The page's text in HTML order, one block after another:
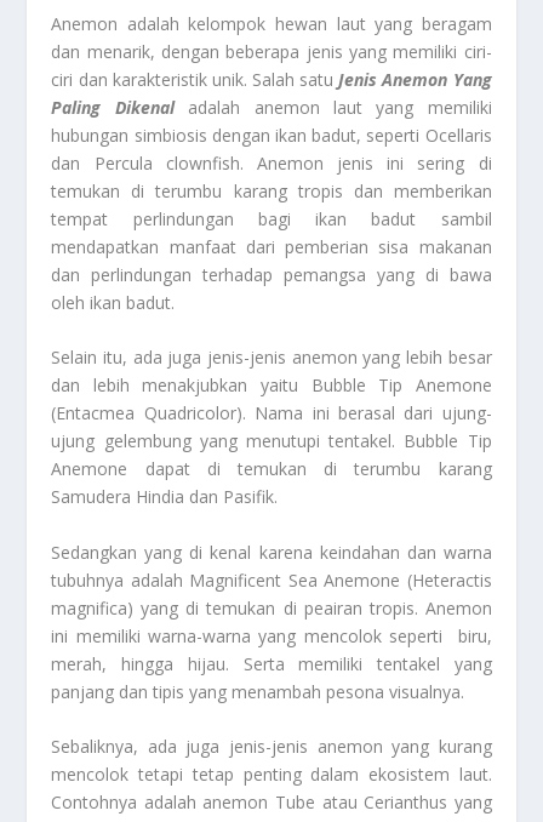
Anemon adalah kelompok hewan laut yang beragam
dan menarik, dengan beberapa jenis yang memiliki ciri-
ciri dan karakteristik unik. Salah satuJenis Anemon Yang
Paling Dikenaladalah anemon laut yang memiliki
hubungan simbiosis dengan ikan badut, seperti Ocellaris
dan Percula clownfish. Anemon jenis ini sering di
temukan di terumbu karang tropis dan memberikan
tempat perlindungan bagi ikan badut sambil
mendapatkan manfaat dari pemberian sisa makanan
dan perlindungan terhadap pemangsa yang di bawa
oleh ikan badut.
Selain itu, ada juga jenis-jenis anemon yang lebih besar
dan lebih menakjubkan yaitu Bubble Tip Anemone
(Entacmea Quadricolor). Nama ini berasal dari ujung-
ujung gelembung yang menutupi tentakel. Bubble Tip
Anemone dapat di temukan di terumbu karang
Samudera Hindia dan Pasifik.
Sedangkan yang di kenal karena keindahan dan warna
tubuhnya adalah Magnificent Sea Anemone (Heteractis
magnifica) yang di temukan di peairan tropis. Anemon
ini memiliki warna-warna yang mencolok seperti biru,
merah, hingga hijau. Serta memiliki tentakel yang
panjang dan tipis yang menambah pesona visualnya.
Sebaliknya, ada juga jenis-jenis anemon yang kurang
mencolok tetapi tetap penting dalam ekosistem laut.
Contohnya adalah anemon Tube atau Cerianthus yang